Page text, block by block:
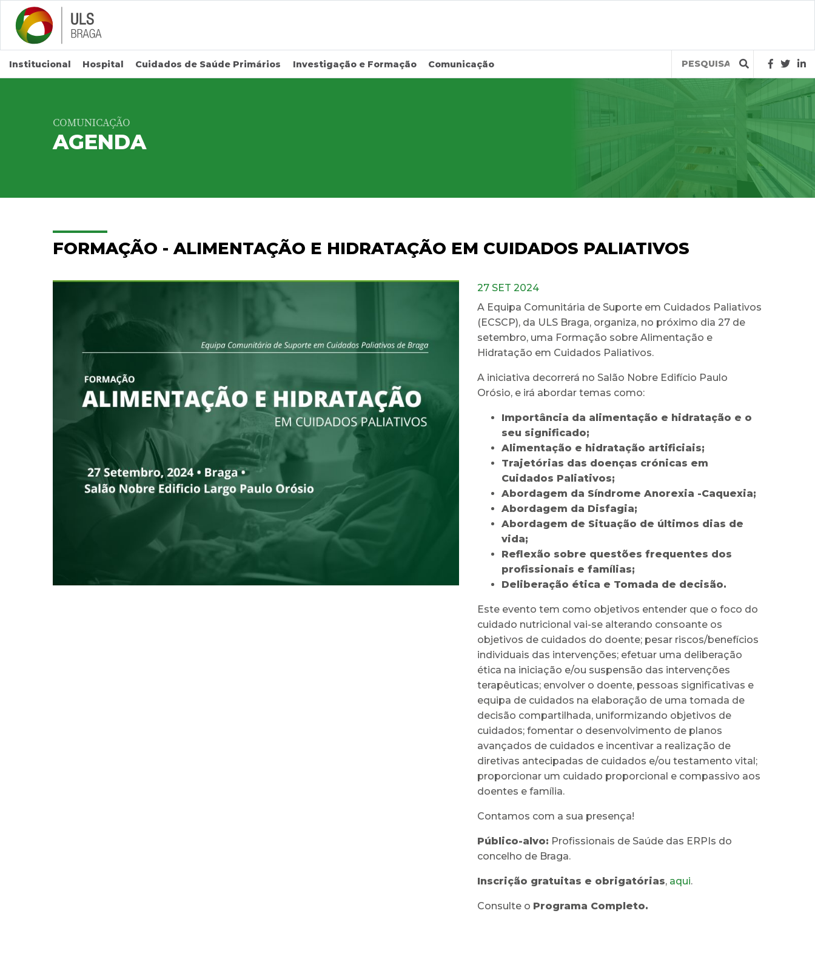
Saltar para conteúdo principal
Institucional Hospital Cuidados de Saúde Primários Investigação e Formação Comunicação
Query
COMUNICAÇÃO
AGENDA
FORMAÇÃO - ALIMENTAÇÃO E HIDRATAÇÃO EM CUIDADOS PALIATIVOS
27 SET 2024
A Equipa Comunitária de Suporte em Cuidados Paliativos
(ECSCP), da ULS Braga, organiza, no próximo dia 27 de
setembro, uma Formação sobre Alimentação e
Hidratação em Cuidados Paliativos.
A iniciativa decorrerá no Salão Nobre Edifício Paulo
Orósio, e irá abordar temas como:
Importância da alimentação e hidratação e o
seu significado;
Alimentação e hidratação artificiais;
Trajetórias das doenças crónicas em
Cuidados Paliativos;
Abordagem da Síndrome Anorexia -Caquexia;
Abordagem da Disfagia;
Abordagem de Situação de últimos dias de
vida;
Reflexão sobre questões frequentes dos
profissionais e famílias;
Deliberação ética e Tomada de decisão.
Este evento tem como objetivos entender que o foco do
cuidado nutricional vai-se alterando consoante os
objetivos de cuidados do doente; pesar riscos/benefícios
individuais das intervenções; efetuar uma deliberação
ética na iniciação e/ou suspensão das intervenções
terapêuticas; envolver o doente, pessoas significativas e
equipa de cuidados na elaboração de uma tomada de
decisão compartilhada, uniformizando objetivos de
cuidados; fomentar o desenvolvimento de planos
avançados de cuidados e incentivar a realização de
diretivas antecipadas de cuidados e/ou testamento vital;
proporcionar um cuidado proporcional e compassivo aos
doentes e família.
Contamos com a sua presença!
Público-alvo: Profissionais de Saúde das ERPIs do
concelho de Braga.
Inscrição gratuitas e obrigatórias, aqui.
Consulte o Programa Completo.